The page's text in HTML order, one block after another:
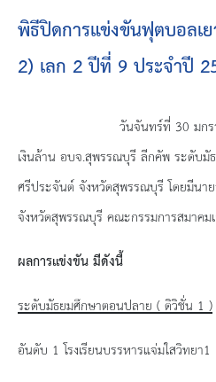
โครงสร้างการแบ่งส่วนร
วิสัยทัศน์
ยุทธศาสตร์การพัฒนา
ประวัตินายก
รายการ อบจ.สัมพันธ์
กิจกรรม
ข่าวประชาสัมพันธ์
ประกาศจัดซื้อ-จัดจ้าง
พิธีปิดการแข่งขันฟุตบอล
2) เลก 2 ปีที่ 9 ประจำปี
วันจันทร์ที่ 30 มกราคม 2566 น
เงินล้าน อบจ.สุพรรณบุรี ลีกคัพ ระดับ
ศรีประจันต์ จังหวัดสุพรรณบุรี โดยมีน
จังหวัดสุพรรณบุรี คณะกรรมการสมาคม
ผลการแข่งขัน มีดังนี้
ระดับมัธยมศึกษาตอนปลาย ( ดิวิชั่น 1 )
อันดับ 1 โรงเรียนบรรหารแจ่มใสวิทยา1